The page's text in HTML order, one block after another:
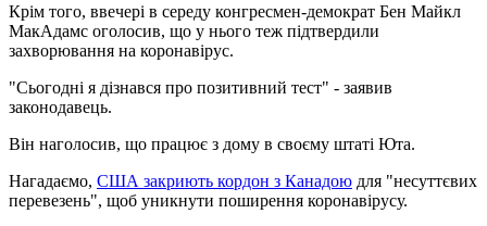
Крім того, ввечері в середу конгресмен-демократ Бен Майкл
МакАдамс оголосив, що у нього теж підтвердили
захворювання на коронавірус.
"Сьогодні я дізнався про позитивний тест" - заявив
законодавець.
Він наголосив, що працює з дому в своєму штаті Юта.
Нагадаємо, США закриють кордон з Канадою для "несуттєвих
перевезень", щоб уникнути поширення коронавірусу.